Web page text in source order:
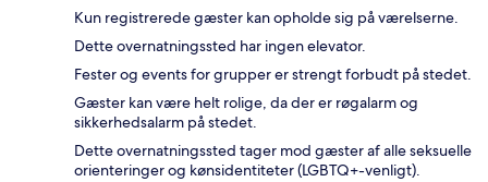
Kun registrerede gæster kan opholde sig på værelserne.
Dette overnatningssted har ingen elevator.
Fester og events for grupper er strengt forbudt på stedet.
Gæster kan være helt rolige, da der er røgalarm og
sikkerhedsalarm på stedet.
Dette overnatningssted tager mod gæster af alle seksuelle
orienteringer og kønsidentiteter (LGBTQ+-venligt).